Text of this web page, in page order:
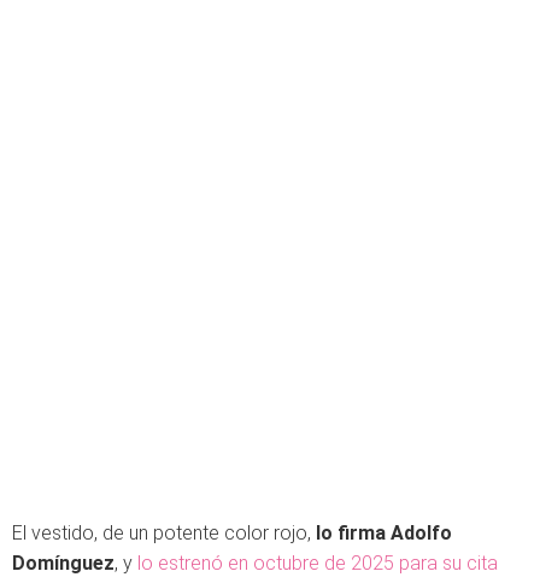
El vestido, de un potente color rojo, lo firma Adolfo
Domínguez, y lo estrenó en octubre de 2025 para su cita